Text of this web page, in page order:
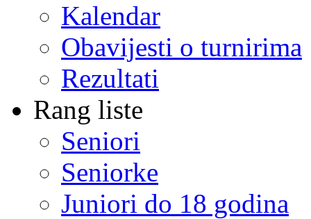
Kalendar
Obavijesti o turnirima
Rezultati
Rang liste
Seniori
Seniorke
Juniori do 18 godina